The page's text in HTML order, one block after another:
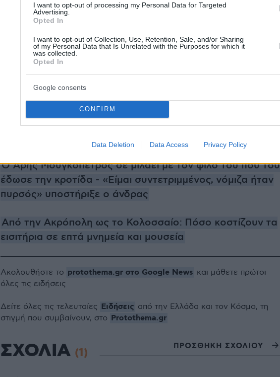
I want to opt-out of processing my Personal Data for Targeted
Advertising.
Opted In
I want to opt-out of Collection, Use, Retention, Sale, and/or Sharing
of my Personal Data that Is Unrelated with the Purposes for which it
was collected.
Opted In
Google consents
CONFIRM
Data Deletion Data Access Privacy Policy
Ειδήσεις σήμερα:
Ο Γιώργος Μοσχούρης, ηγετικό στέλεχος της Greek
το θύμα της εν ψυχρώ δολοφονίας στο Χαλάνδρι
Ο Άρης Μουγκοπέτρος δε μιλάει με τον φίλο του που του
έδωσε την κροτίδα - «Είμαι συντετριμμένος, νόμιζα ήταν
πυρσός» υποστήριξε ο άνδρας
Από την Ακρόπολη ως το Κολοσσαίο: Πόσο κοστίζουν τα
εισιτήρια σε επτά μνημεία και μουσεία
Ακολουθήστε το protothema.gr στο Google News και μάθετε πρώτοι
όλες τις ειδήσεις
Δείτε όλες τις τελευταίες Ειδήσεις από την Ελλάδα και τον Κόσμο, τη
στιγμή που συμβαίνουν, στο Protothema.gr
ΣΧΟΛΙΑ (1) ΠΡΟΣΘΗΚΗ ΣΧΟΛΙΟΥ